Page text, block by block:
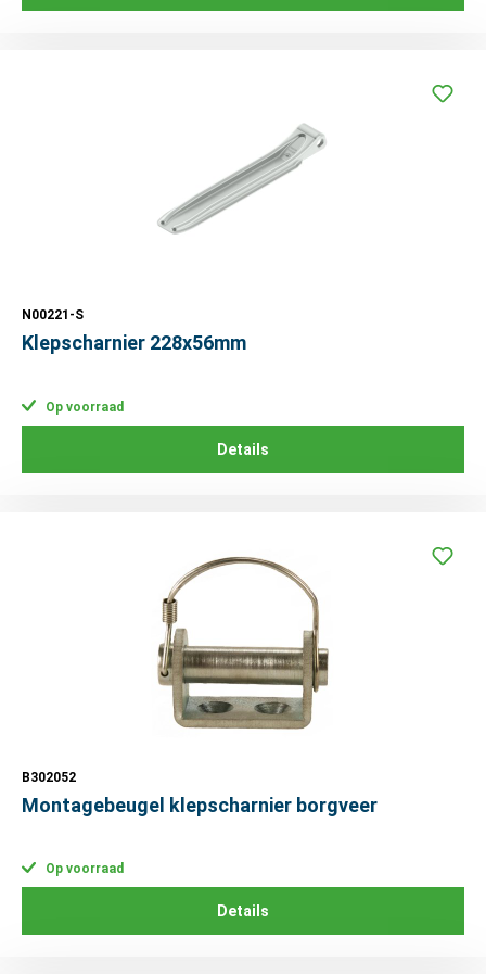
N00221-S
Klepscharnier 228x56mm
Op voorraad
Details
B302052
Montagebeugel klepscharnier borgveer
Op voorraad
Details